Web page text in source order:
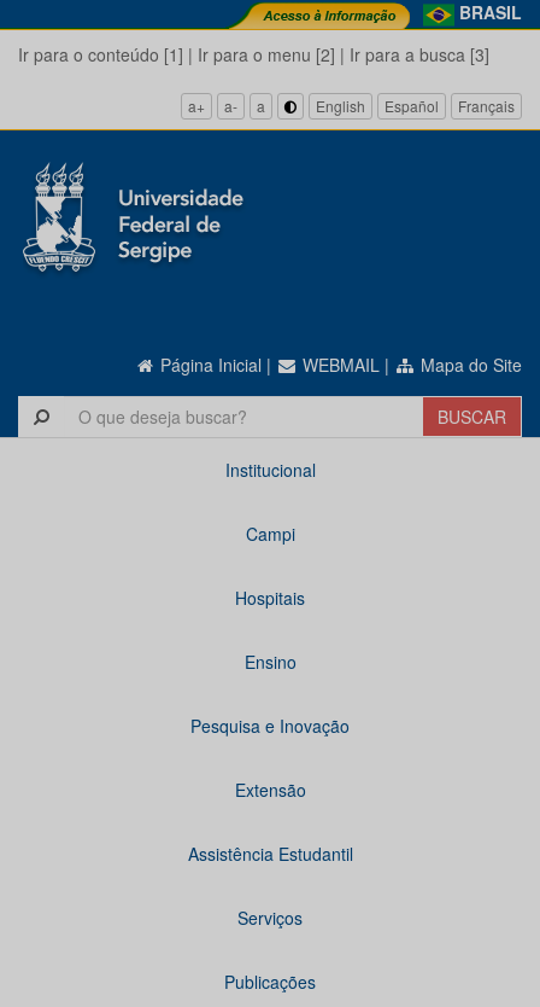
BRASIL
Ir para o conteúdo [1] | Ir para o menu [2] | Ir para a busca [3]
a+ a- a English Español Français
Página Inicial | WEBMAIL | Mapa do Site
Institucional
Campi
Hospitais
Ensino
Pesquisa e Inovação
Extensão
Assistência Estudantil
Serviços
Publicações